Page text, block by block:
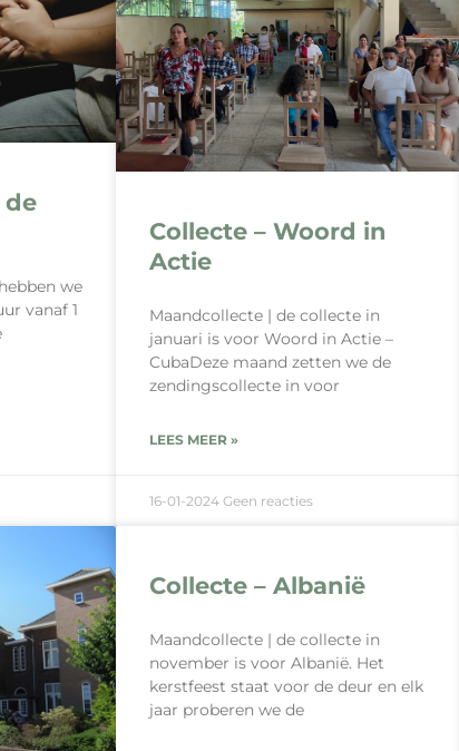
de
we
vanaf 1
Collecte – Woord in
Actie
Maandcollecte | de collecte in
januari is voor Woord in Actie –
CubaDeze maand zetten we de
zendingscollecte in voor
LEES MEER »
16-01-2024 Geen reacties
Collecte – Albanië
Maandcollecte | de collecte in
november is voor Albanië. Het
kerstfeest staat voor de deur en elk
jaar proberen we de